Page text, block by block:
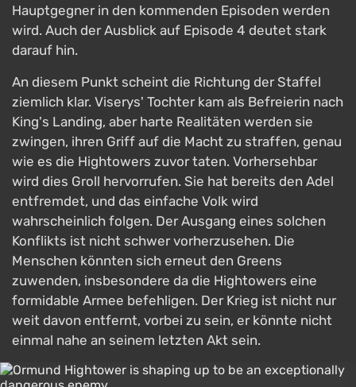
Hauptgegner in den kommenden Episoden werden
wird. Auch der Ausblick auf Episode 4 deutet stark
darauf hin.
An diesem Punkt scheint die Richtung der Staffel
ziemlich klar. Viserys' Tochter kam als Befreierin nach
King's Landing, aber harte Realitäten werden sie
zwingen, ihren Griff auf die Macht zu straffen, genau
wie es die Hightowers zuvor taten. Vorhersehbar
wird dies Groll hervorrufen. Sie hat bereits den Adel
entfremdet, und das einfache Volk wird
wahrscheinlich folgen. Der Ausgang eines solchen
Konflikts ist nicht schwer vorherzusehen. Die
Menschen könnten sich erneut den Greens
zuwenden, insbesondere da die Hightowers eine
formidable Armee befehligen. Der Krieg ist nicht nur
weit davon entfernt, vorbei zu sein, er könnte nicht
einmal nahe an seinem letzten Akt sein.